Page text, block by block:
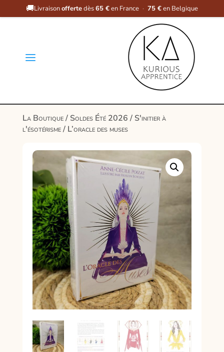
🚚Livraisonoffertedès65 €en France · 75 €en Belgique
a
La Boutique/ Soldes Été 2026/ S'initier à
l'ésotérisme/ L’oracle des muses